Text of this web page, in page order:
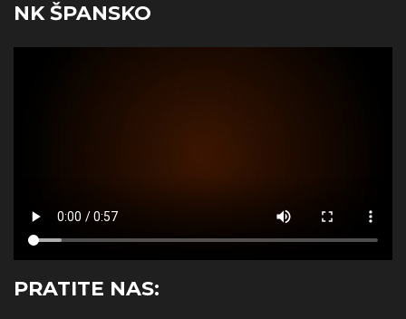
NK ŠPANSKO
PRATITE NAS: